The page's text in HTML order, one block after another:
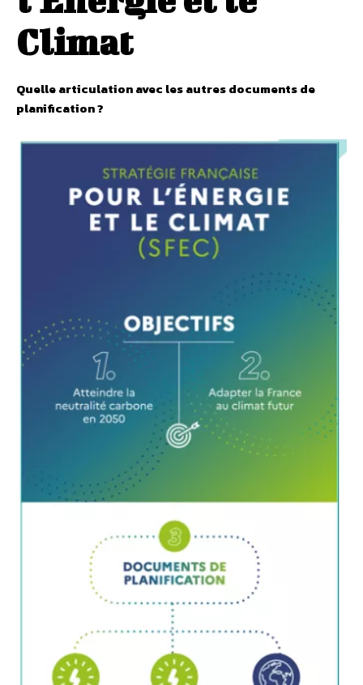
Climat
Quelle articulation avec les autres documents de
planification ?